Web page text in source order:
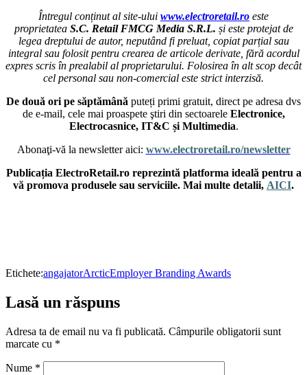
Întregul conținut al site-ului www.electroretail.ro este
proprietatea S.C. Retail FMCG Media S.R.L. și este protejat de
legea dreptului de autor, neputând fi preluat, copiat parțial sau
integral sau folosit pentru crearea de articole derivate, fără acordul
expres scris în prealabil al proprietarului. Folosirea în alt scop decât
cel personal sau non-comercial este strict interzisă.
De două ori pe săptămână puteți primi gratuit, direct pe adresa dvs
de e-mail, cele mai proaspete ştiri din sectoarele Electronice,
Electrocasnice, IT&C și Multimedia.
Abonaţi-vă la newsletter aici: www.electroretail.ro/newsletter
Publicația ElectroRetail.ro reprezintă platforma ideală pentru a
vă promova produsele sau serviciile. Mai multe detalii, AICI.
Etichete:angajatorArcticEmployer Branding Awards
Lasă un răspuns
Adresa ta de email nu va fi publicată. Câmpurile obligatorii sunt
marcate cu *
Nume *